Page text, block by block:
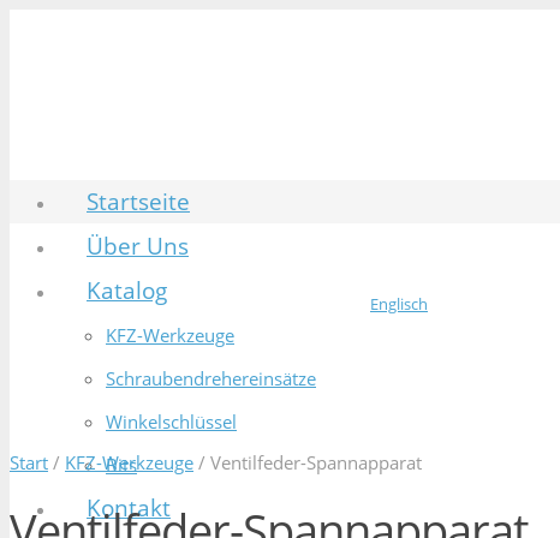
Englisch
Startseite
Über Uns
Katalog
KFZ-Werkzeuge
Schraubendrehereinsätze
Winkelschlüssel
Bits
Kontakt
Start / KFZ-Werkzeuge / Ventilfeder-Spannapparat